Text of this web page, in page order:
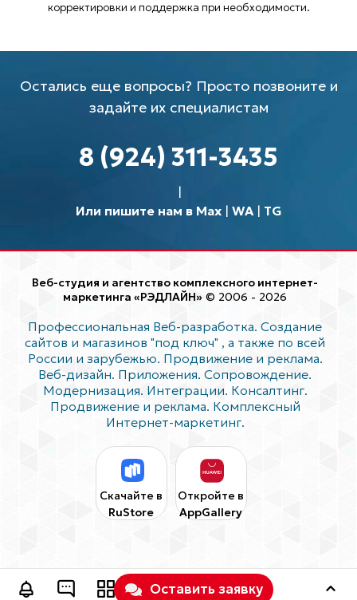
корректировки и поддержка при необходимости.
Остались еще вопросы? Просто позвоните и
задайте их специалистам
8 (924) 311-3435
Или пишите нам в Max| WA| TG
Веб-студия и агентство комплексного интернет-
маркетинга «РЭДЛАЙН» © 2006 - 2026
Профессиональная Веб-разработка. Создание
сайтов и магазинов "под ключ" , а также по всей
России и зарубежью. Продвижение и реклама.
Веб-дизайн. Приложения. Сопровождение.
Модернизация. Интеграции. Консалтинг.
Продвижение и реклама. Комплексный
Интернет-маркетинг.
Скачайте в
RuStore
Откройте в
AppGallery
Оставить заявку